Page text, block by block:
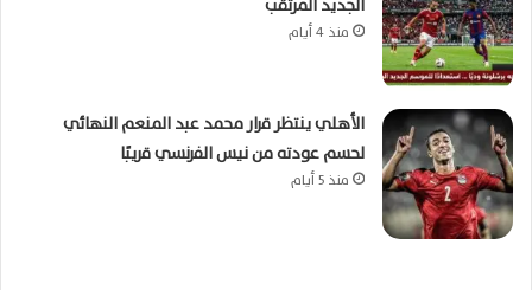
منذ 4 أيام
الأهلي ينتظر قرار محمد عبد المنعم النهائي
لحسم عودته من نيس الفرنسي قريبًا
منذ 5 أيام